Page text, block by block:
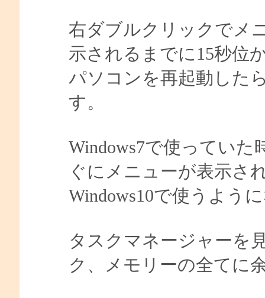
右ダブルクリックでメ
示されるまでに15秒位
パソコンを再起動した
す。
Windows7で使ってい
ぐにメニューが表示さ
Windows10で使うよう
タスクマネージャーを
ク、メモリーの全てに